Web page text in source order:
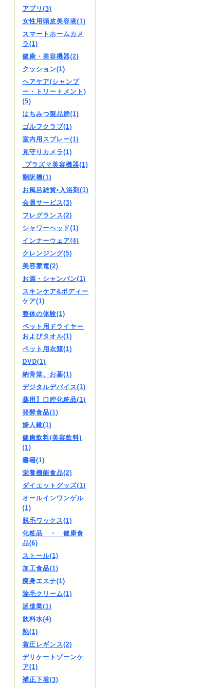
アプリ(3)
女性用頭皮美容液(1)
スマートホームカメ
ラ(1)
健康・美容機器(2)
クッション(1)
ヘアケア(シャンプ
ー・トリートメント)
(5)
はちみつ製品群(1)
ゴルフクラブ(1)
室内用スプレー(1)
見守りカメラ(1)
プラズマ美容機器(1)
翻訳機(1)
お風呂雑貨•入浴剤(1)
会員サービス(3)
フレグランス(2)
シャワーヘッド(1)
インナーウェア(4)
クレンジング(5)
美容家電(2)
お酒・シャンパン(1)
スキンケア&ボディー
ケア(1)
整体の体験(1)
ペット用ドライヤー
およびタオル(1)
ペット用衣類(1)
DVD(1)
納骨堂、お墓(1)
デジタルデバイス(1)
薬用】口腔化粧品(1)
発酵食品(1)
婦人靴(1)
健康飲料(美容飲料)
(1)
書籍(1)
栄養機能食品(2)
ダイエットグッズ(1)
オールインワンゲル
(1)
脱毛ワックス(1)
化粧品 ・ 健康食
品(6)
ストール(1)
加工食品(1)
痩身エステ(1)
除毛クリーム(1)
派遣業(1)
飲料水(4)
靴(1)
着圧レギンス(2)
デリケートゾーンケ
ア(1)
補正下着(3)